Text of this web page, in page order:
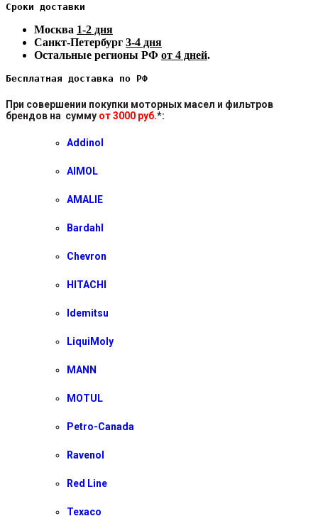
Сроки доставки
Москва 1-2 дня
Санкт-Петербург 3-4 дня
Остальные регионы РФ от 4 дней.
Бесплатная доставка по РФ
При совершении покупки моторных масел и фильтров
брендов на сумму от 3000 руб.*:
Addinol
AIMOL
AMALIE
Bardahl
Chevron
HITACHI
Idemitsu
LiquiMoly
MANN
MOTUL
Petro-Canada
Ravenol
Red Line
Texaco